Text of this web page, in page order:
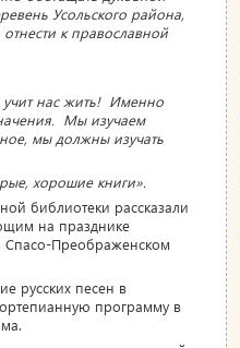
Усольского района,
к православной
учит нас жить! Именно
Мы изучаем
мы должны изучать
хорошие книги».
библиотеки рассказали
на празднике
Спасо-Преображенском
русских песен в
программу в